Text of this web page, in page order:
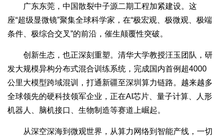
广东东莞，中国散裂中子源二期工程加紧建设。这
座“超级显微镜”聚集全球科学家，在“极宏观、极微观、极端
条件、极综合交叉”的前沿，催生颠覆性突破。
创新生态，也正深刻重塑。清华大学教授汪玉团队，研
发大规模异构分布式混合训练系统，完成国内首例超4000
公里大模型跨域混训，打通新疆至深圳算力链路。越来越多
全球领先的硬科技领军企业，正在AI芯片、量子计算、人形
机器人、脑机接口、生物制造等赛道上崛起。
从深空深海到微观世界，从算力网络到智能产线，一切